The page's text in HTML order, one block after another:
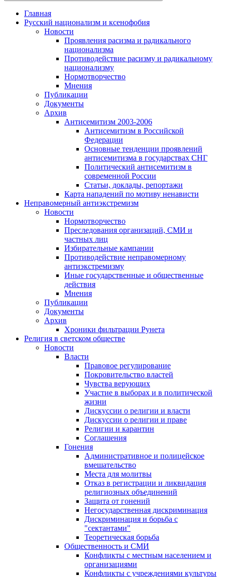
Главная
Русский национализм и ксенофобия
Новости
Проявления расизма и радикального
национализма
Противодействие расизму и радикальному
национализму
Нормотворчество
Мнения
Публикации
Документы
Архив
Антисемитизм 2003-2006
Антисемитизм в Российской
Федерации
Основные тенденции проявлений
антисемитизма в государствах СНГ
Политический антисемитизм в
современной России
Статьи, доклады, репортажи
Карта нападений по мотиву ненависти
Неправомерный антиэкстремизм
Новости
Нормотворчество
Преследования организаций, СМИ и
частных лиц
Избирательные кампании
Противодействие неправомерному
антиэкстремизму
Иные государственные и общественные
действия
Мнения
Публикации
Документы
Архив
Хроники фильтрации Рунета
Религия в светском обществе
Новости
Власти
Правовое регулирование
Покровительство властей
Чувства верующих
Участие в выборах и в политической
жизни
Дискуссии о религии и власти
Дискуссии о религии и праве
Религии и карантин
Соглашения
Гонения
Административное и полицейское
вмешательство
Места для молитвы
Отказ в регистрации и ликвидация
религиозных объединений
Защита от гонений
Негосударственная дискриминация
Дискриминация и борьба с
"сектантами"
Теоретическая борьба
Общественность и СМИ
Конфликты с местным населением и
организациями
Конфликты с учреждениями культуры